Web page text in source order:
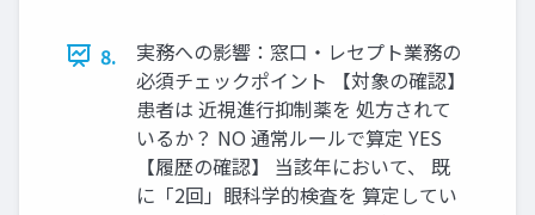
8.
実務への影響：窓口・レセプト業務の
必須チェックポイント 【対象の確認】
患者は 近視進行抑制薬を 処方されて
いるか？ NO 通常ルールで算定 YES
【履歴の確認】 当該年において、 既
に「2回」眼科学的検査を 算定してい